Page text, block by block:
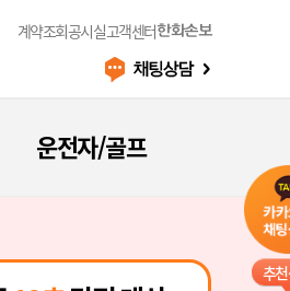
계약조회공시실고객센터한화손보
운전자/골프
추